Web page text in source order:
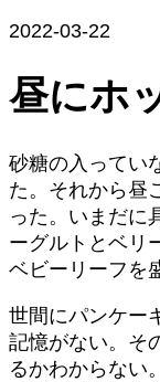
2022-03-22
昼にホ
砂糖の入ってい
た。それから昼
った。いまだに
ーグルトとベリ
ベビーリーフを
世間にパンケー
記憶がない。そ
るかわからない